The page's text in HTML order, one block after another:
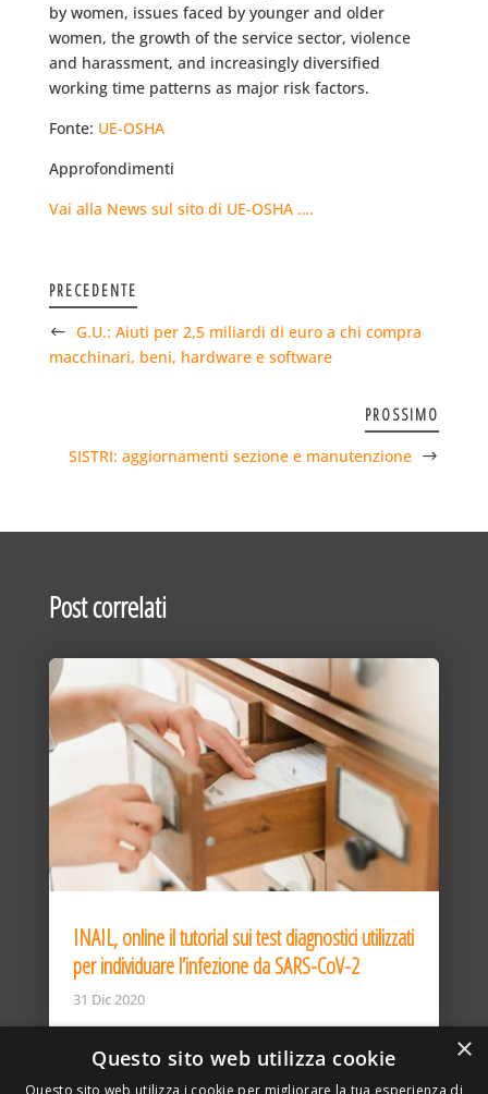
by women, issues faced by younger and older
women, the growth of the service sector, violence
and harassment, and increasingly diversified
working time patterns as major risk factors.
Fonte: UE-OSHA
Approfondimenti
Vai alla News sul sito di UE-OSHA ….
PRECEDENTE
G.U.: Aiuti per 2,5 miliardi di euro a chi compra
macchinari, beni, hardware e software
PROSSIMO
SISTRI: aggiornamenti sezione e manutenzione
Post correlati
INAIL, online il tutorial sui test diagnostici utilizzati
per individuare l’infezione da SARS-CoV-2
31 Dic 2020
×
Questo sito web utilizza cookie
Questo sito web utilizza i cookie per migliorare la tua esperienza di